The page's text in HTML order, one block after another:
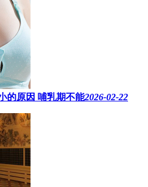
的原因​ 哺乳期不能2026-02-22